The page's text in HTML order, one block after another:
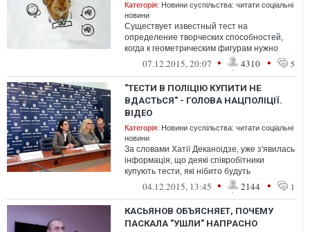
Категорія: Новини суспільства: читати соціальні
новини
Существует известный тест на
определение творческих способностей,
когда к геометрическим фигурам нужно
дорисовать различные элементы или
оформить их в...
07.12.2015, 20:07 • 4310 • 5
"ТЕСТИ В ПОЛІЦІЮ КУПИТИ НЕ
ВДАСТЬСЯ" - ГОЛОВА НАЦПОЛІЦІЇ.
ВІДЕО
Категорія: Новини суспільства: читати соціальні
новини
За словами Хатії Деканоідзе, уже з'явилась
інформація, що деякі співробітники
купують тести, які нібито будуть
використовуватись під час переатестації...
04.12.2015, 13:45 • 2144 • 1
КАСЬЯНОВ ОБЪЯСНЯЕТ, ПОЧЕМУ
ПАСКАЛА "УШЛИ" НАПРАСНО